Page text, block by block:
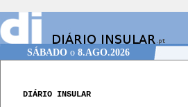
SÁBADOo 8.AGO.2026
DIÁRIO INSULAR